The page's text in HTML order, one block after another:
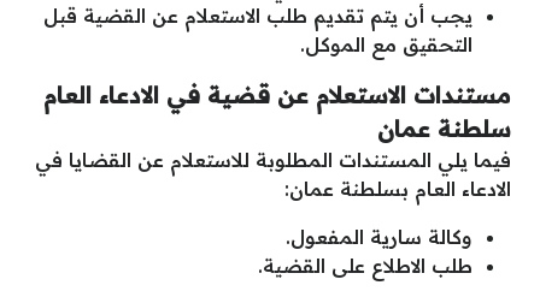
يجب أن يتم تقديم طلب الاستعلام عن القضية قبل
التحقيق مع الموكل.
مستندات الاستعلام عن قضية في الادعاء العام
سلطنة عمان
فيما يلي المستندات المطلوبة للاستعلام عن القضايا في
الادعاء العام بسلطنة عمان:
وكالة سارية المفعول.
طلب الاطلاع على القضية.